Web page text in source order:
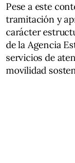
Pese a este
tramitación y
carácter
de la Agencia
servicios de
movilidad